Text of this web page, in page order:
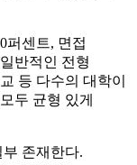
퍼센트, 면접
반적인 전형
등 다수의 대학이
두 균형 있게
존재한다.